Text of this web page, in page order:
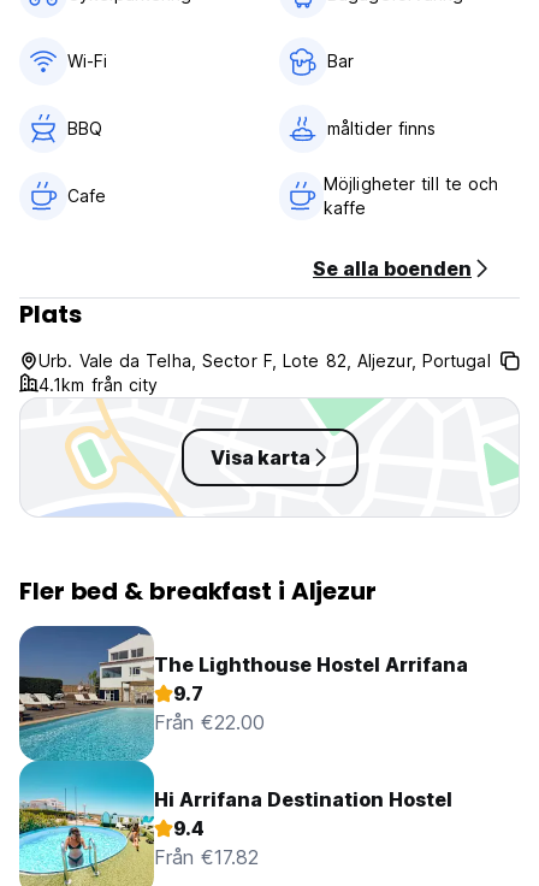
Betalning vid ankomst med kontanter, kredit- och betalkort
Frukost ingår ej
24 timmars reception.
Inga speciella villkor (Auto-translated from original
language)
Wi-Fi Bar
BBQ måltider finns
Cafe
Möjligheter till te och
kaffe
Se alla boenden
Plats
Urb. Vale da Telha, Sector F, Lote 82, Aljezur, Portugal
4.1km från city
Visa karta
Fler bed & breakfast i Aljezur
The Lighthouse Hostel Arrifana
9.7
Från €22.00
Hi Arrifana Destination Hostel
9.4
Från €17.82